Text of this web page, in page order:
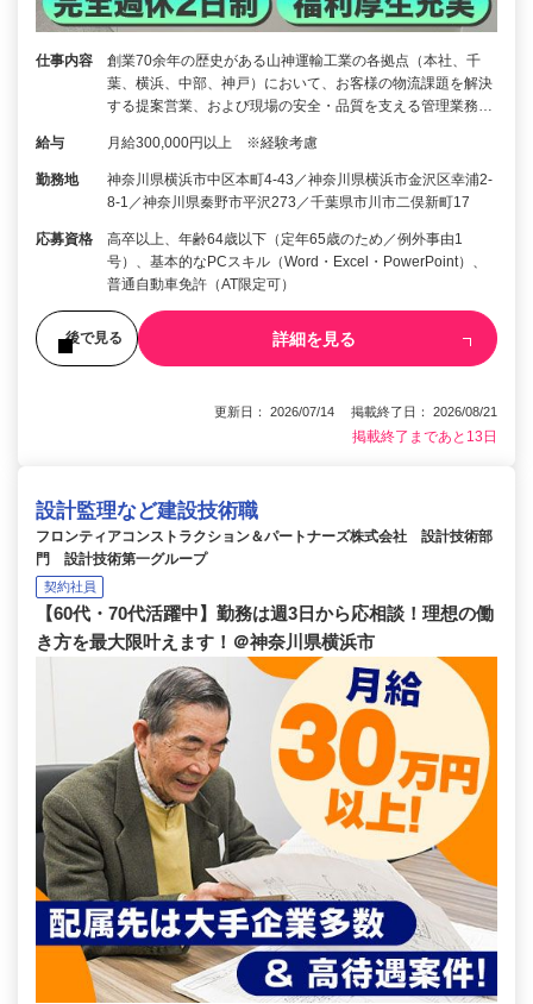
仕事内容
創業70余年の歴史がある山神運輸工業の各拠点（本社、千
葉、横浜、中部、神戸）において、お客様の物流課題を解決
する提案営業、および現場の安全・品質を支える管理業務…
給与 月給300,000円以上 ※経験考慮
勤務地
神奈川県横浜市中区本町4-43／神奈川県横浜市金沢区幸浦2-
8-1／神奈川県秦野市平沢273／千葉県市川市二俣新町17
応募資格
高卒以上、年齢64歳以下（定年65歳のため／例外事由1
号）、基本的なPCスキル（Word・Excel・PowerPoint）、
普通自動車免許（AT限定可）
後で見る 詳細を見る
更新日： 2026/07/14 掲載終了日： 2026/08/21
掲載終了まであと13日
設計監理など建設技術職
フロンティアコンストラクション＆パートナーズ株式会社 設計技術部
門 設計技術第一グループ
契約社員
【60代・70代活躍中】勤務は週3日から応相談！理想の働
き方を最大限叶えます！＠神奈川県横浜市